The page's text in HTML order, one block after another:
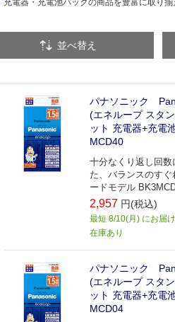
充電器・充電池パックの商品を豊富に取り揃
並べ替え
パナソニック
(エネループ スタ
ット 充電器+充電
MCD40
十分なくり返し回数
た、バランスのす
ードモデル
2,957 円(税込)
最短 8/10(月) にお届け
在庫あり
パナソニック
(エネループ スタ
ット 充電器+充電
MCD04